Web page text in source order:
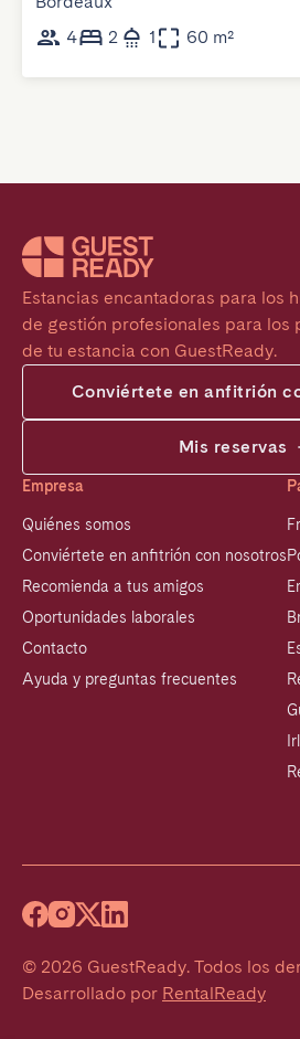
4
2 1 60 m²
Estancias encantadoras para los
de gestión profesionales para los
de tu estancia con GuestReady.
Conviértete en anfitrión
Mis reservas
Empresa
Quiénes somos
Conviértete en anfitrión con nosotros
Recomienda a tus amigos
Oportunidades laborales
Contacto
Ayuda y preguntas frecuentes
© 2026 GuestReady. Todos los
Desarrollado por RentalReady